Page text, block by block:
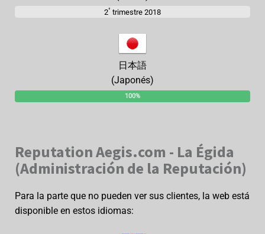
2° trimestre 2018
日本語
(Japonés)
100%
Reputation Aegis.com - La Égida
(Administración de la Reputación)
Para la parte que no pueden ver sus clientes, la web está
disponible en estos idiomas: